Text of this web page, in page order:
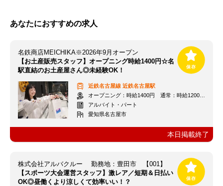
あなたにおすすめの求人
名鉄商店MEICHIKA※2026年9月オープン
【お土産販売スタッフ】オープニング時給1400円☆名
駅直結のお土産屋さん◎未経験OK！
近鉄名古屋線 近鉄名古屋駅
オープニング：時給1400円 通常：時給1200円～＋交通費全額支給
アルバイト・パート
愛知県名古屋市
本日掲載終了
株式会社アルバクルー 勤務地：豊田市 【001】
【スポーツ大会運営スタッフ】激レア／短期＆日払い
OK◎昼働くより涼しくて効率いい！？